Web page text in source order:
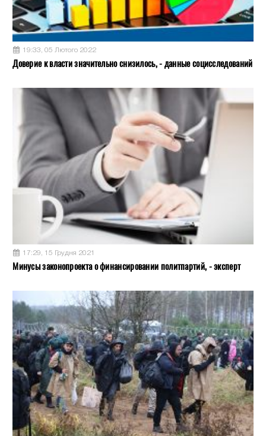
19:33, 05 Лютого 2022
Доверие к власти значительно снизилось, - данные социсследований
17:29, 15 Грудня 2021
Минусы законопроекта о финансировании политпартий, - эксперт